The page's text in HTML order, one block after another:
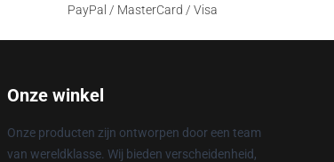
PayPal / MasterCard / Visa
Onze winkel
Onze producten zijn ontworpen door een team
van wereldklasse. Wij bieden verscheidenheid,